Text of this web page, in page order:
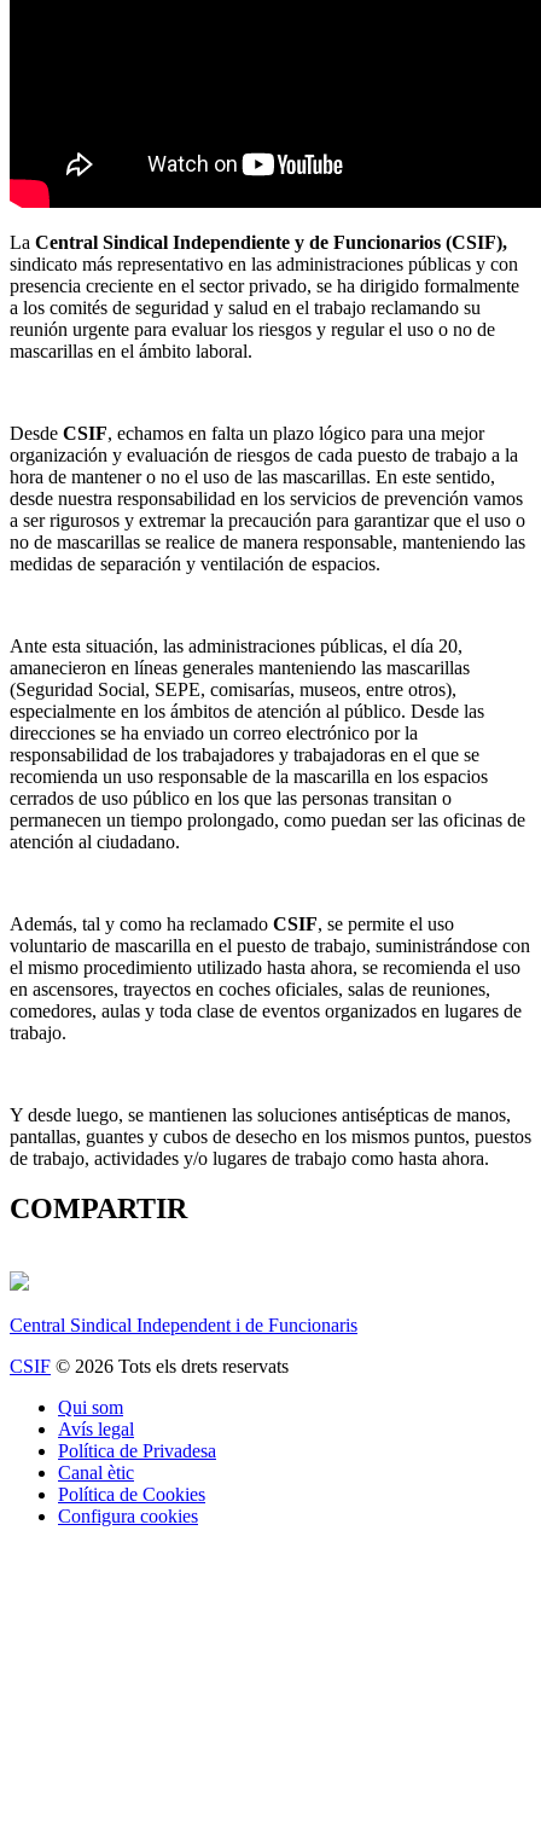
La Central Sindical Independiente y de Funcionarios (CSIF),
sindicato más representativo en las administraciones públicas y con
presencia creciente en el sector privado, se ha dirigido formalmente
a los comités de seguridad y salud en el trabajo reclamando su
reunión urgente para evaluar los riesgos y regular el uso o no de
mascarillas en el ámbito laboral.
Desde CSIF, echamos en falta un plazo lógico para una mejor
organización y evaluación de riesgos de cada puesto de trabajo a la
hora de mantener o no el uso de las mascarillas. En este sentido,
desde nuestra responsabilidad en los servicios de prevención vamos
a ser rigurosos y extremar la precaución para garantizar que el uso o
no de mascarillas se realice de manera responsable, manteniendo las
medidas de separación y ventilación de espacios.
Ante esta situación, las administraciones públicas, el día 20,
amanecieron en líneas generales manteniendo las mascarillas
(Seguridad Social, SEPE, comisarías, museos, entre otros),
especialmente en los ámbitos de atención al público. Desde las
direcciones se ha enviado un correo electrónico por la
responsabilidad de los trabajadores y trabajadoras en el que se
recomienda un uso responsable de la mascarilla en los espacios
cerrados de uso público en los que las personas transitan o
permanecen un tiempo prolongado, como puedan ser las oficinas de
atención al ciudadano.
Además, tal y como ha reclamado CSIF, se permite el uso
voluntario de mascarilla en el puesto de trabajo, suministrándose con
el mismo procedimiento utilizado hasta ahora, se recomienda el uso
en ascensores, trayectos en coches oficiales, salas de reuniones,
comedores, aulas y toda clase de eventos organizados en lugares de
trabajo.
Y desde luego, se mantienen las soluciones antisépticas de manos,
pantallas, guantes y cubos de desecho en los mismos puntos, puestos
de trabajo, actividades y/o lugares de trabajo como hasta ahora.
COMPARTIR
Central Sindical Independent i de Funcionaris
CSIF © 2026 Tots els drets reservats
Qui som
Avís legal
Política de Privadesa
Canal ètic
Política de Cookies
Configura cookies